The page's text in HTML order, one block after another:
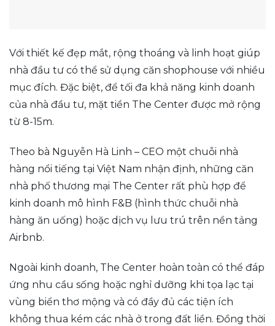
Với thiết kế đẹp mắt, rộng thoáng và linh hoạt giúp
nhà đầu tư có thể sử dụng căn shophouse với nhiều
mục đích. Đặc biệt, để tối đa khả năng kinh doanh
của nhà đầu tư, mặt tiền The Center được mở rộng
từ 8-15m.
Theo bà Nguyễn Hà Linh – CEO một chuỗi nhà
hàng nổi tiếng tại Việt Nam nhận định, những căn
nhà phố thương mại The Center rất phù hợp để
kinh doanh mô hình F&B (hình thức chuỗi nhà
hàng ăn uống) hoặc dịch vụ lưu trú trên nền tảng
Airbnb.
Ngoài kinh doanh, The Center hoàn toàn có thể đáp
ứng nhu cầu sống hoặc nghỉ dưỡng khi tọa lạc tại
vùng biển thơ mộng và có đầy đủ các tiện ích
không thua kém các nhà ở trong đất liền. Đồng thời